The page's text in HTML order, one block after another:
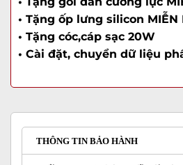
• Tặng ốp lưng silicon MIỄN
• Tặng cóc,cáp sạc 20W
• Cài đặt, chuyển dữ liệu
THÔNG TIN BẢO HÀNH